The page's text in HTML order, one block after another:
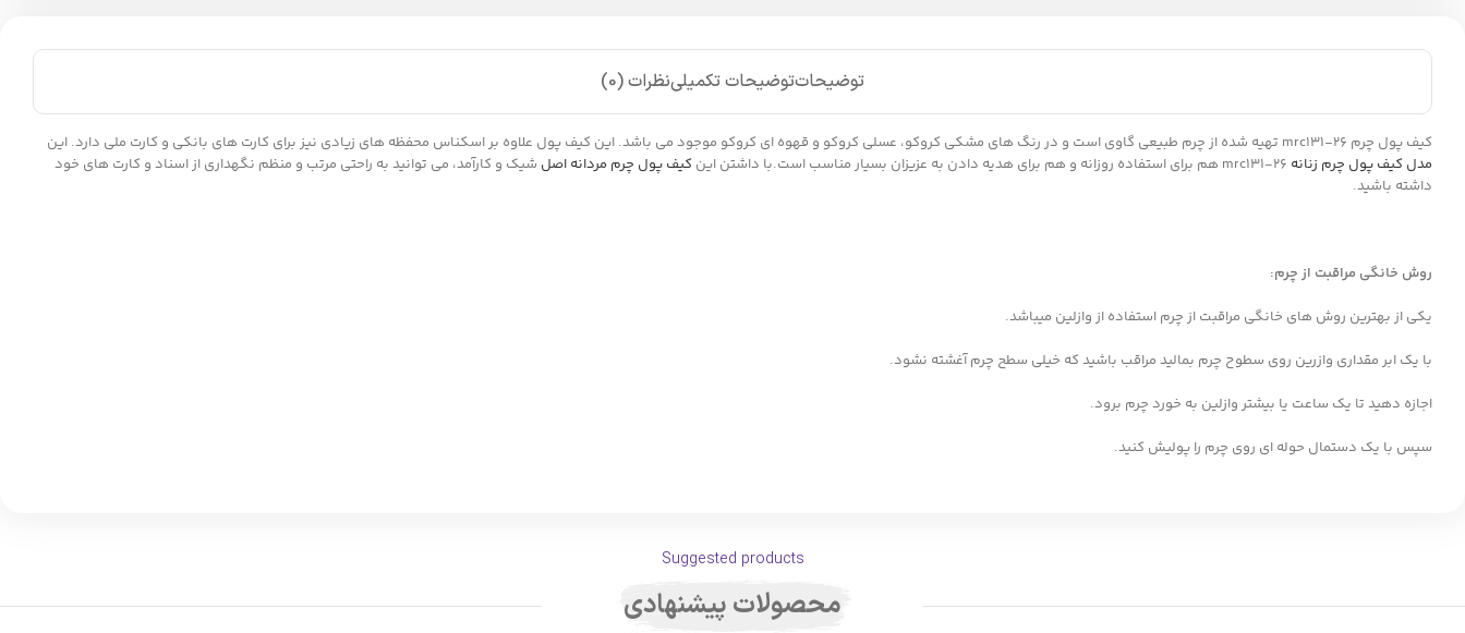
توضیحاتتوضیحات تکمیلینظرات (0)
کیف پول چرم mrc131-26 تهیه شده از چرم طبیعی گاوی است و در رنگ های مشکی کروکو، عسلی کروکو و قهوه ای کروکو موجود می باشد. این کیف پول علاوه بر اسکناس محفظه های زیادی نیز برای کارت های بانکی و کارت ملی دارد. این
مدل کیف پول چرم زنانه
کیف پول چرم مردانه اصل شیک و کارآمد، می توانید به راحتی مرتب و منظم نگهداری از اسناد و کارت های خود
داشته باشید.
روش خانگی مراقبت از چرم:
یکی از بهترین روش های خانگی مراقبت از چرم استفاده از وازلین میباشد.
با یک ابر مقداری وازرین روی سطوح چرم بمالید مراقب باشید که خیلی سطح چرم آغشته نشود.
اجازه دهید تا یک ساعت یا بیشتر وازلین به خورد چرم برود.
سپس با یک دستمال حوله ای روی چرم را پولیش کنید.
Suggested products
محصولات پیشنهادی